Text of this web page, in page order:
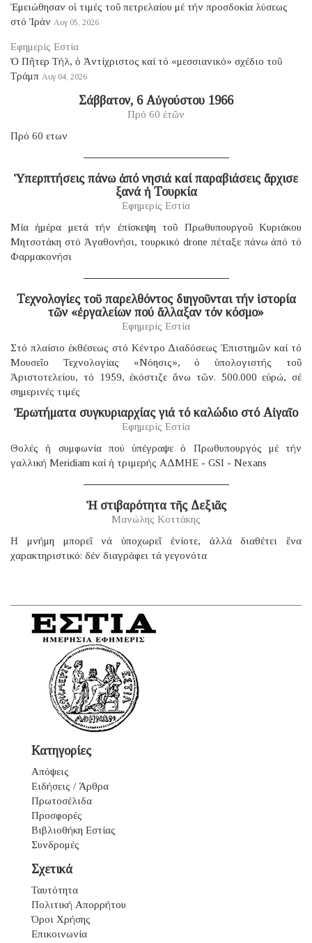
Ἐμειώθησαν οἱ τιμές τοῦ πετρελαίου μέ τήν προσδοκία λύσεως
στό Ἰράν Αυγ 05, 2026
Εφημερίς Εστία
Ὁ Πῆτερ Τήλ, ὁ Ἀντίχριστος καί τό «μεσσιανικό» σχέδιο τοῦ
Τράμπ Αυγ 04, 2026
Σάββατον, 6 Αὐγούστου 1966
Πρό 60 ἐτῶν
Πρό 60 ετων
Ὑπερπτήσεις πάνω ἀπό νησιά καί παραβιάσεις ἄρχισε
ξανά ἡ Τουρκία
Εφημερίς Εστία
Μία ἡμέρα μετά τήν ἐπίσκεψη τοῦ Πρωθυπουργοῦ Κυριάκου
Μητσοτάκη στό Ἀγαθονήσι, τουρκικό drone πέταξε πάνω ἀπό τό
Φαρμακονήσι
Τεχνολογίες τοῦ παρελθόντος διηγοῦνται τήν ἱστορία
τῶν «ἐργαλείων πού ἄλλαξαν τόν κόσμο»
Εφημερίς Εστία
Στό πλαίσιο ἐκθέσεως στό Κέντρο Διαδόσεως Ἐπιστημῶν καί τό
Μουσεῖο Τεχνολογίας «Νόησις», ὁ ὑπολογιστής τοῦ
Ἀριστοτελείου, τό 1959, ἐκόστιζε ἄνω τῶν. 500.000 εὐρώ, σέ
σημερινές τιμές
Ἐρωτήματα συγκυριαρχίας γιά τό καλώδιο στό Αἰγαῖο
Εφημερίς Εστία
Θολές ἡ συμφωνία πού ὑπέγραψε ὁ Πρωθυπουργός μέ τήν
γαλλική Μeridiam καί ἡ τριμερής ΑΔΜΗΕ - GSI - Nexans
Ἡ στιβαρότητα τῆς Δεξιᾶς
Μανώλης Κοττάκης
H μνήμη μπορεῖ νά ὑποχωρεῖ ἐνίοτε, ἀλλά διαθέτει ἕνα
χαρακτηριστικό: δέν διαγράφει τά γεγονότα
Κατηγορίες
Απόψεις
Ειδήσεις / Άρθρα
Πρωτοσέλιδα
Προσφορές
Βιβλιοθήκη Εστίας
Συνδρομές
Σχετικά
Ταυτότητα
Πολιτική Απορρήτου
Όροι Χρήσης
Επικοινωνία